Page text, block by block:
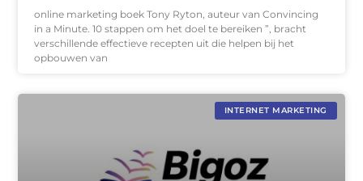
online marketing boek Tony Ryton, auteur van Convincing
in a Minute. 10 stappen om het doel te bereiken ”, bracht
verschillende effectieve recepten uit die helpen bij het
opbouwen van
INTERNET MARKETING